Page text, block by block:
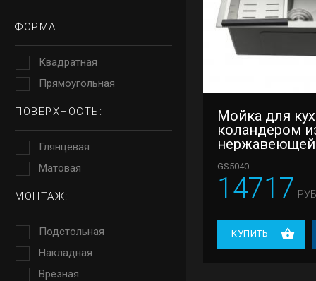
ФОРМА:
Квадратная
Прямоугольная
ПОВЕРХНОСТЬ:
Глянцевая
Матовая
МОНТАЖ:
Подстольная
Накладная
Врезная
Мойка для
коландером
нержавеющей
GS5040
14717
КУПИТЬ